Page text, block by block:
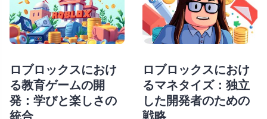
ロブロックスにおけ
る教育ゲームの開
発：学びと楽しさの
統合
ロブロックスにおけ
るマネタイズ：独立
した開発者のための
戦略